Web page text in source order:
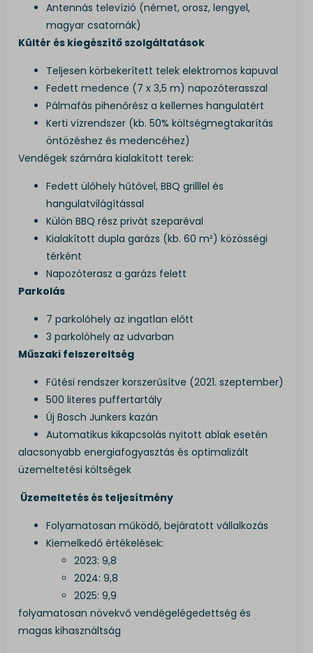
Antennás televízió (német, orosz, lengyel,
magyar csatornák)
Kültér és kiegészítő szolgáltatások
Teljesen körbekerített telek elektromos kapuval
Fedett medence (7 x 3,5 m) napozóterasszal
Pálmafás pihenőrész a kellemes hangulatért
Kerti vízrendszer (kb. 50% költségmegtakarítás
öntözéshez és medencéhez)
Vendégek számára kialakított terek:
Fedett ülőhely hűtővel, BBQ grilllel és
hangulatvilágítással
Külön BBQ rész privát szeparéval
Kialakított dupla garázs (kb. 60 m²) közösségi
térként
Napozóterasz a garázs felett
Parkolás
7 parkolóhely az ingatlan előtt
3 parkolóhely az udvarban
Műszaki felszereltség
Fűtési rendszer korszerűsítve (2021. szeptember)
500 literes puffertartály
Új Bosch Junkers kazán
Automatikus kikapcsolás nyitott ablak esetén
alacsonyabb energiafogyasztás és optimalizált
üzemeltetési költségek
Üzemeltetés és teljesítmény
Folyamatosan működő, bejáratott vállalkozás
Kiemelkedő értékelések:
2023: 9,8
2024: 9,8
2025: 9,9
folyamatosan növekvő vendégelégedettség és
magas kihasználtság